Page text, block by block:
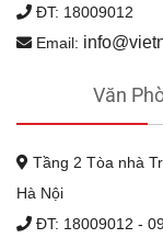
ĐT: 18009012
Email:
Văn
Tầng 2 Tòa nhà
Hà Nội
ĐT: 18009012 -